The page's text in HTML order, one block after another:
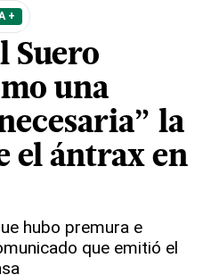
+
Suero
una
la
el ántrax en
hubo premura e
que emitió el